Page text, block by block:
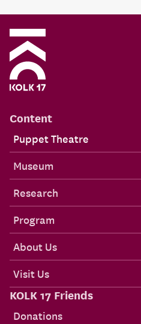
Content
Puppet Theatre
Museum
Research
Program
About Us
Visit Us
KOLK 17 Friends
Donations